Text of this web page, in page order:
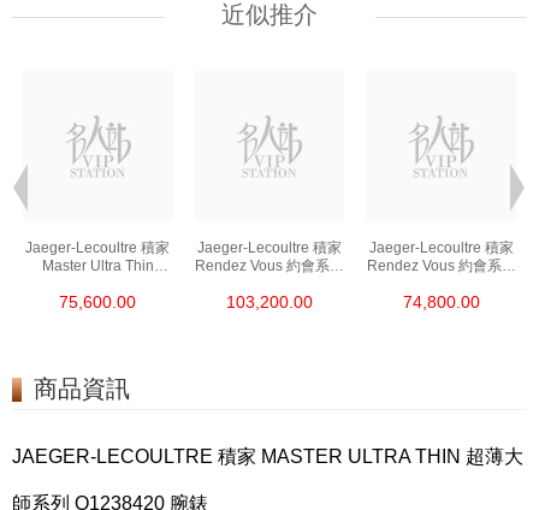
近似推介
Jaeger-Lecoultre 積家
Master Ultra Thin
Q1368471 精鋼
75,600.00
Jaeger-Lecoultre 積家
Rendez Vous 約會系列
103,200.00
Jaeger-Lecoultre 積家
Rendez Vous 約會系列
74,800.00
商品資訊
JAEGER-LECOULTRE 積家 MASTER ULTRA THIN 超薄大
師系列 Q1238420 腕錶